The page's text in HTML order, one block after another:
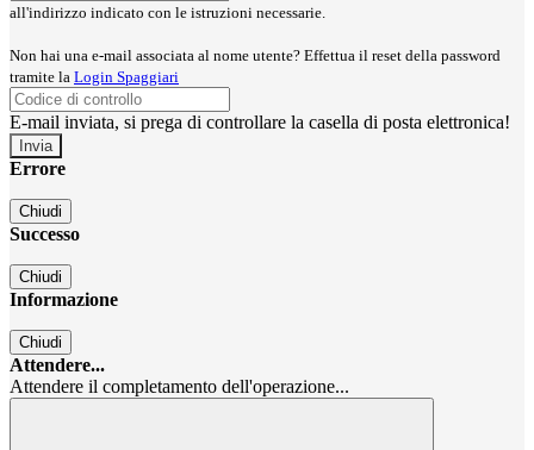
all'indirizzo indicato con le istruzioni necessarie.
Non hai una e-mail associata al nome utente? Effettua il reset della password
tramite la Login Spaggiari
E-mail inviata, si prega di controllare la casella di posta elettronica!
Errore
Chiudi
Successo
Chiudi
Informazione
Chiudi
Attendere...
Attendere il completamento dell'operazione...